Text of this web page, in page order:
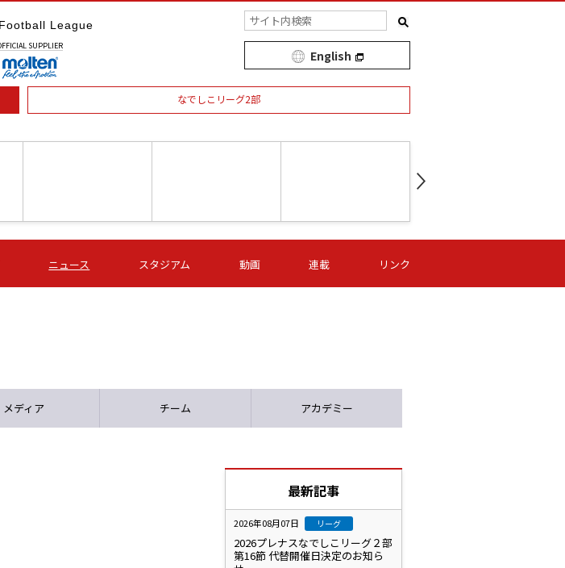
League
SUPPLIER
English
なでしこリーグ2部
いちご
-
第16節 09/06 (日) 15:00
-
第16節 09/06 (日) 15:00
- -
ニュース スタジアム 動画 連載 リンク
メディア チーム アカデミー
最新記事
2026年08月07日 リーグ
2026プレナスなでしこリーグ２部
第16節 代替開催日決定のお知ら